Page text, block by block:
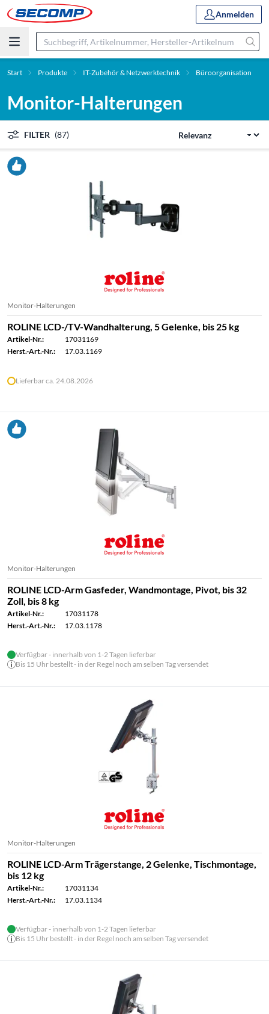
Anmelden
Start Produkte IT-Zubehör & Netzwerktechnik Büroorganisation
Monitor-Halterungen
FILTER (87)
Monitor-Halterungen
ROLINE LCD-/TV-Wandhalterung, 5 Gelenke, bis 25 kg
Artikel-Nr.:
17031169
Herst.-Art.-Nr.:
17.03.1169
Lieferbar ca. 24.08.2026
Monitor-Halterungen
ROLINE LCD-Arm Gasfeder, Wandmontage, Pivot, bis 32
Zoll, bis 8 kg
Artikel-Nr.:
17031178
Herst.-Art.-Nr.:
17.03.1178
Verfügbar - innerhalb von 1-2 Tagen lieferbar
Bis 15 Uhr bestellt - in der Regel noch am selben Tag versendet
Monitor-Halterungen
ROLINE LCD-Arm Trägerstange, 2 Gelenke, Tischmontage,
bis 12 kg
Artikel-Nr.:
17031134
Herst.-Art.-Nr.:
17.03.1134
Verfügbar - innerhalb von 1-2 Tagen lieferbar
Bis 15 Uhr bestellt - in der Regel noch am selben Tag versendet